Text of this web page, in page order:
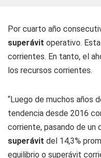
Por cuarto año
superávit operativo.
corrientes. En tanto, el
los recursos corrientes.
“Luego de muchos años
tendencia desde 2016
corriente, pasando de un
superávit del 14,3%
equilibrio o superávit